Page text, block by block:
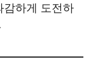
감하게 도전하